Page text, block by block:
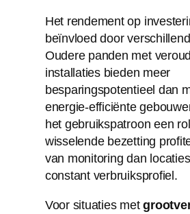
Het rendement op
beïnvloed door
Oudere panden met
installaties bieden meer
besparingspotentieel dan
energie-efficiënte
het gebruikspatroon een
wisselende bezetting
van monitoring dan
constant verbruiksprofiel.
Voor situaties met